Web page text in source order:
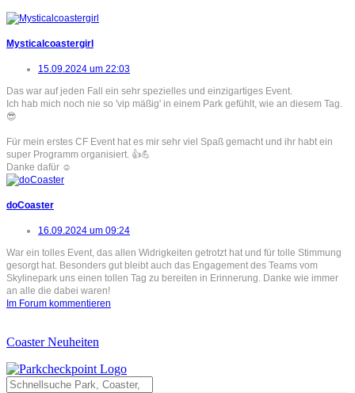
Mysticalcoastergirl
15.09.2024 um 22:03
Das war auf jeden Fall ein sehr spezielles und einzigartiges Event.
Ich hab mich noch nie so 'vip mäßig' in einem Park gefühlt, wie an diesem Tag.
😎
Für mein erstes CF Event hat es mir sehr viel Spaß gemacht und ihr habt ein
super Programm organisiert. 👍💪
Danke dafür ☺️
doCoaster
16.09.2024 um 09:24
War ein tolles Event, das allen Widrigkeiten getrotzt hat und für tolle Stimmung
gesorgt hat. Besonders gut bleibt auch das Engagement des Teams vom
Skylinepark uns einen tollen Tag zu bereiten in Erinnerung. Danke wie immer
an alle die dabei waren!
Im Forum kommentieren
Coaster Neuheiten